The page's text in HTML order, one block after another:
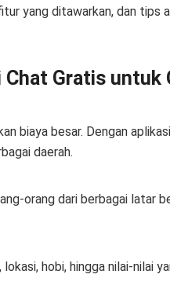
yang ditawarkan, dan tips
Gratis untuk
biaya besar. Dengan
daerah.
orang dari berbagai latar
hobi, hingga nilai-nilai